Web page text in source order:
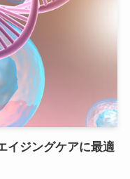
イジングケアに最適